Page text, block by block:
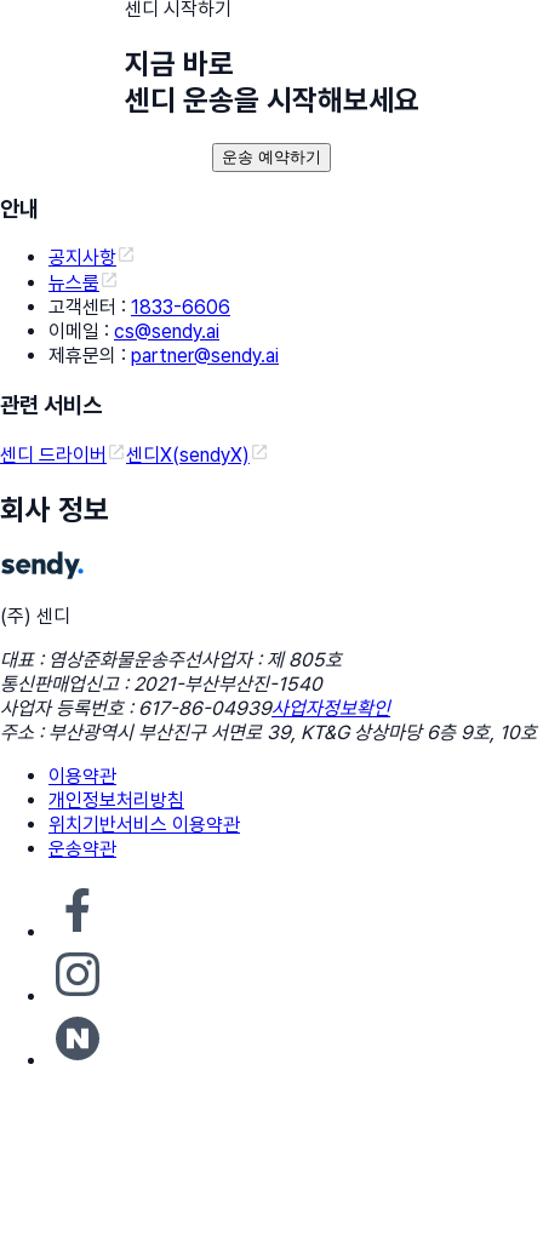
센디 시작하기
지금 바로
센디 운송을 시작해보세요
운송 예약하기
안내
공지사항
뉴스룸
고객센터 : 1833-6606
이메일 : cs@sendy.ai
제휴문의 : partner@sendy.ai
관련 서비스
센디 드라이버 센디X(sendyX)
회사 정보
(주) 센디
대표 : 염상준화물운송주선사업자 : 제 805호
통신판매업신고 : 2021-부산부산진-1540
사업자 등록번호 : 617-86-04939사업자정보확인
주소 : 부산광역시 부산진구 서면로 39, KT&G 상상마당 6층 9호, 10호
이용약관
개인정보처리방침
위치기반서비스 이용약관
운송약관